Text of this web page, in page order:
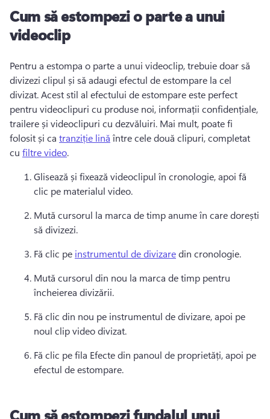
Cum să estompezi o parte a unui
videoclip
Pentru a estompa o parte a unui videoclip, trebuie doar să
divizezi clipul și să adaugi efectul de estompare la cel
divizat. Acest stil al efectului de estompare este perfect
pentru videoclipuri cu produse noi, informații confidențiale,
trailere și videoclipuri cu dezvăluiri. Mai mult, poate fi
folosit și ca tranziție lină între cele două clipuri, completat
cu filtre video.
Glisează și fixează videoclipul în cronologie, apoi fă
clic pe materialul video.
Mută cursorul la marca de timp anume în care dorești
să divizezi.
Fă clic pe instrumentul de divizare din cronologie.
Mută cursorul din nou la marca de timp pentru
încheierea divizării.
Fă clic din nou pe instrumentul de divizare, apoi pe
noul clip video divizat.
Fă clic pe fila Efecte din panoul de proprietăți, apoi pe
efectul de estompare.
Cum să estompezi fundalul unui